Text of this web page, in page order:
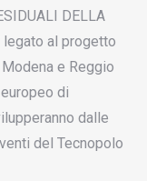
DELLA
legato al progetto
e Reggio
di
dalle
del Tecnopolo